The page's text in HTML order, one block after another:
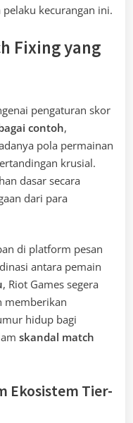
kecurangan ini.
Fixing yang
pengaturan skor
contoh,
pola permainan
krusial.
dasar secara
dari para
di platform pesan
antara pemain
, Riot Games segera
memberikan
hidup bagi
skandal match
Ekosistem Tier-